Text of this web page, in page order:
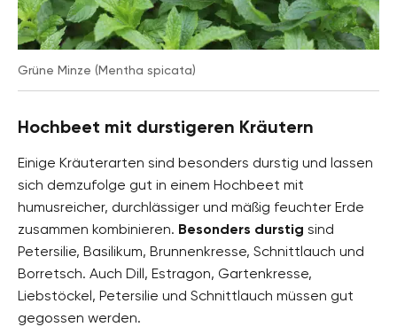
Grüne Minze (Mentha spicata)
Hochbeet mit durstigeren Kräutern
Einige Kräuterarten sind besonders durstig und lassen
sich demzufolge gut in einem Hochbeet mit
humusreicher, durchlässiger und mäßig feuchter Erde
zusammen kombinieren. Besonders durstig sind
Petersilie, Basilikum, Brunnenkresse, Schnittlauch und
Borretsch. Auch Dill, Estragon, Gartenkresse,
Liebstöckel, Petersilie und Schnittlauch müssen gut
gegossen werden.